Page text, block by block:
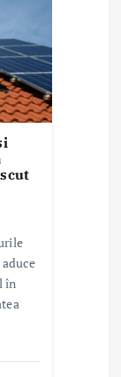
în